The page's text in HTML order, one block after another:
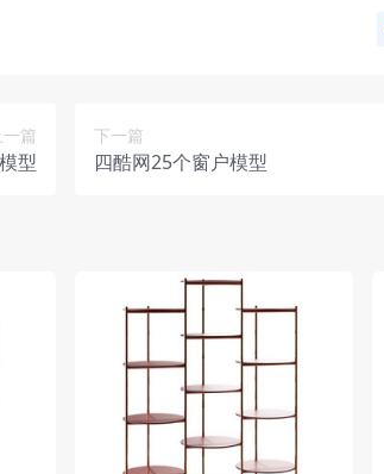
一篇
型
下一篇
四酷网25个窗户模型